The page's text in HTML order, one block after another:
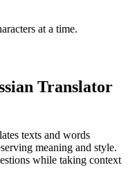
at a time.
Translator
texts and words
meaning and style.
while taking context